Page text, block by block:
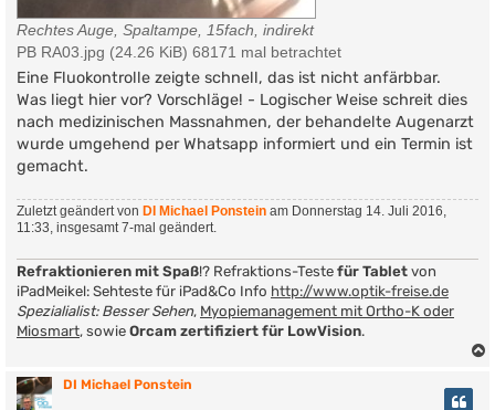
Rechtes Auge, Spaltampe, 15fach, indirekt
PB RA03.jpg (24.26 KiB) 68171 mal betrachtet
Eine Fluokontrolle zeigte schnell, das ist nicht anfärbbar.
Was liegt hier vor? Vorschläge! - Logischer Weise schreit dies
nach medizinischen Massnahmen, der behandelte Augenarzt
wurde umgehend per Whatsapp informiert und ein Termin ist
gemacht.
Zuletzt geändert von DI Michael Ponstein am Donnerstag 14. Juli 2016,
11:33, insgesamt 7-mal geändert.
Refraktionieren mit Spaß!? Refraktions-Teste für Tablet von
iPadMeikel: Sehteste für iPad&Co Info http://www.optik-freise.de
Spezialialist: Besser Sehen, Myopiemanagement mit Ortho-K oder
Miosmart, sowie Orcam zertifiziert für LowVision.
DI Michael Ponstein